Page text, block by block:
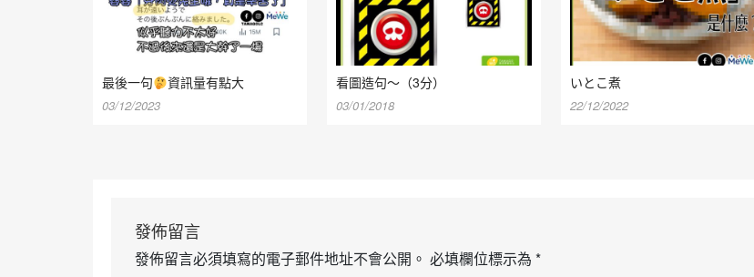
最後一句 資訊量有點大
03/12/2023
看圖造句～（3分）
03/01/2018
いとこ煮
22/12/2022
發佈留言
發佈留言必須填寫的電子郵件地址不會公開。 必填欄位標示為 *